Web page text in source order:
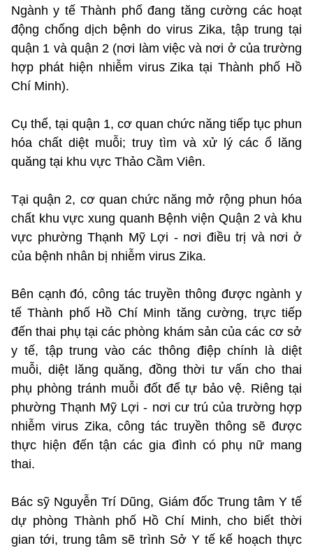
Ngành y tế Thành phố đang tăng cường các hoạt
động chống dịch bệnh do virus Zika, tập trung tại
quận 1 và quận 2 (nơi làm việc và nơi ở của trường
hợp phát hiện nhiễm virus Zika tại Thành phố Hồ
Chí Minh).
Cụ thể, tại quận 1, cơ quan chức năng tiếp tục phun
hóa chất diệt muỗi; truy tìm và xử lý các ổ lăng
quăng tại khu vực Thảo Cầm Viên.
Tại quận 2, cơ quan chức năng mở rộng phun hóa
chất khu vực xung quanh Bệnh viện Quận 2 và khu
vực phường Thạnh Mỹ Lợi - nơi điều trị và nơi ở
của bệnh nhân bị nhiễm virus Zika.
Bên cạnh đó, công tác truyền thông được ngành y
tế Thành phố Hồ Chí Minh tăng cường, trực tiếp
đến thai phụ tại các phòng khám sản của các cơ sở
y tế, tập trung vào các thông điệp chính là diệt
muỗi, diệt lăng quăng, đồng thời tư vấn cho thai
phụ phòng tránh muỗi đốt để tự bảo vệ. Riêng tại
phường Thạnh Mỹ Lợi - nơi cư trú của trường hợp
nhiễm virus Zika, công tác truyền thông sẽ được
thực hiện đến tận các gia đình có phụ nữ mang
thai.
Bác sỹ Nguyễn Trí Dũng, Giám đốc Trung tâm Y tế
dự phòng Thành phố Hồ Chí Minh, cho biết thời
gian tới, trung tâm sẽ trình Sở Y tế kế hoạch thực